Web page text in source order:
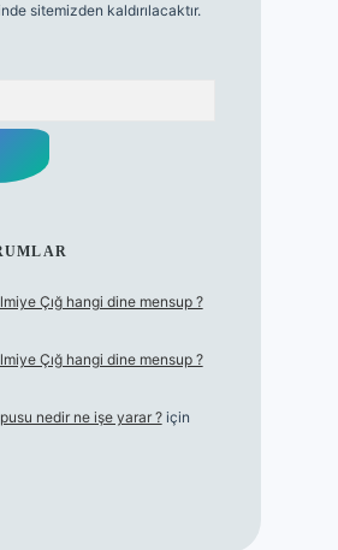
sitemizden kaldırılacaktır.
Çığ hangi dine mensup ?
Çığ hangi dine mensup ?
nedir ne işe yarar ?için